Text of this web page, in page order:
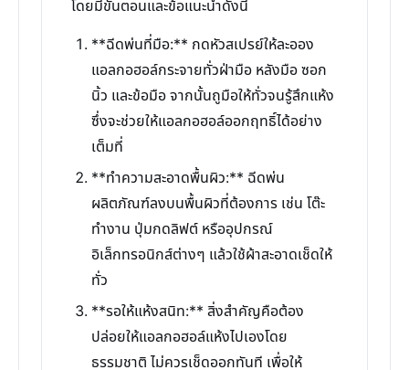
โดยมีขั้นตอนและข้อแนะนำดังนี้
**ฉีดพ่นที่มือ:** กดหัวสเปรย์ให้ละออง
แอลกอฮอล์กระจายทั่วฝ่ามือ หลังมือ ซอก
นิ้ว และข้อมือ จากนั้นถูมือให้ทั่วจนรู้สึกแห้ง
ซึ่งจะช่วยให้แอลกอฮอล์ออกฤทธิ์ได้อย่าง
เต็มที่
**ทำความสะอาดพื้นผิว:** ฉีดพ่น
ผลิตภัณฑ์ลงบนพื้นผิวที่ต้องการ เช่น โต๊ะ
ทำงาน ปุ่มกดลิฟต์ หรืออุปกรณ์
อิเล็กทรอนิกส์ต่างๆ แล้วใช้ผ้าสะอาดเช็ดให้
ทั่ว
**รอให้แห้งสนิท:** สิ่งสำคัญคือต้อง
ปล่อยให้แอลกอฮอล์แห้งไปเองโดย
ธรรมชาติ ไม่ควรเช็ดออกทันที เพื่อให้